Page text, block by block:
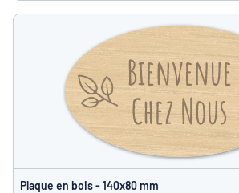
Plaque en bois - 140x80 mm